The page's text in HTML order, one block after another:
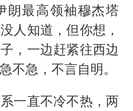
朗最高领袖穆杰塔
人知道，但你想，
，一边赶紧往西边
不急，不言自明。
一直不冷不热，两